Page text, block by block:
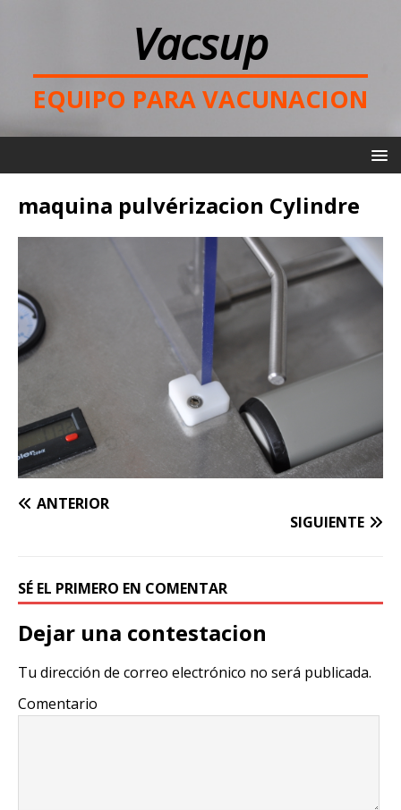
Vacsup
EQUIPO PARA VACUNACION
maquina pulvérizacion Cylindre
ANTERIOR
SIGUIENTE
SÉ EL PRIMERO EN COMENTAR
Dejar una contestacion
Tu dirección de correo electrónico no será publicada.
Comentario